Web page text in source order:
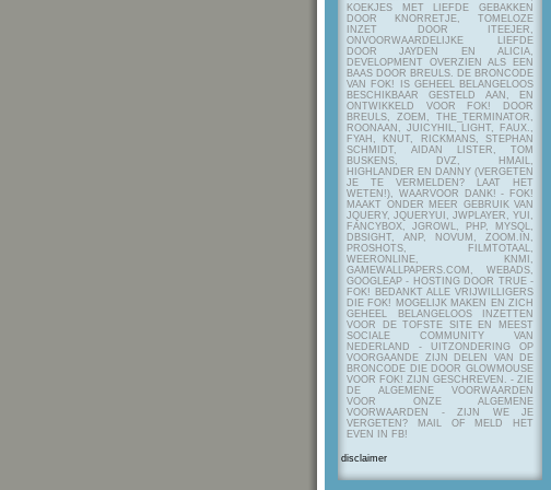
KOEKJES MET LIEFDE GEBAKKEN
DOOR KNORRETJE, TOMELOZE
INZET DOOR ITEEJER,
ONVOORWAARDELIJKE LIEFDE
DOOR JAYDEN EN ALICIA,
DEVELOPMENT OVERZIEN ALS EEN
BAAS DOOR BREULS. DE BRONCODE
VAN FOK! IS GEHEEL BELANGELOOS
BESCHIKBAAR GESTELD AAN, EN
ONTWIKKELD VOOR FOK! DOOR
BREULS, ZOEM, THE_TERMINATOR,
ROONAAN, JUICYHIL, LIGHT, FAUX.,
FYAH, KNUT, RICKMANS, STEPHAN
SCHMIDT, AIDAN LISTER, TOM
BUSKENS, DVZ, HMAIL,
HIGHLANDER EN DANNY (VERGETEN
JE TE VERMELDEN? LAAT HET
WETEN!), WAARVOOR DANK! - FOK!
MAAKT ONDER MEER GEBRUIK VAN
JQUERY, JQUERYUI, JWPLAYER, YUI,
FANCYBOX, JGROWL, PHP, MYSQL,
DBSIGHT, ANP, NOVUM, ZOOM.IN,
PROSHOTS, FILMTOTAAL,
WEERONLINE, KNMI,
GAMEWALLPAPERS.COM, WEBADS,
GOOGLEAP - HOSTING DOOR TRUE -
FOK! BEDANKT ALLE VRIJWILLIGERS
DIE FOK! MOGELIJK MAKEN EN ZICH
GEHEEL BELANGELOOS INZETTEN
VOOR DE TOFSTE SITE EN MEEST
SOCIALE COMMUNITY VAN
NEDERLAND - UITZONDERING OP
VOORGAANDE ZIJN DELEN VAN DE
BRONCODE DIE DOOR GLOWMOUSE
VOOR FOK! ZIJN GESCHREVEN. - ZIE
DE ALGEMENE VOORWAARDEN
VOOR ONZE ALGEMENE
VOORWAARDEN - ZIJN WE JE
VERGETEN? MAIL OF MELD HET
EVEN IN FB!
disclaimer